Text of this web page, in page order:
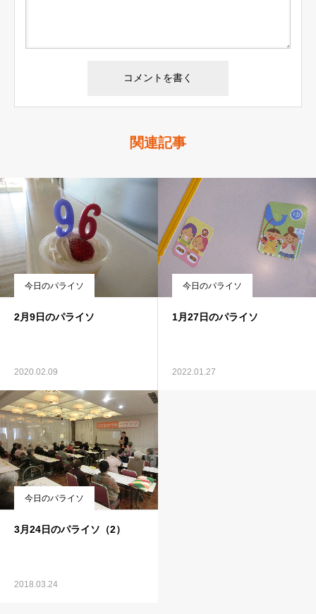
関連記事
今日のパライソ
2月9日のパライソ
2020.02.09
今日のパライソ
1月27日のパライソ
2022.01.27
今日のパライソ
3月24日のパライソ（2）
2018.03.24